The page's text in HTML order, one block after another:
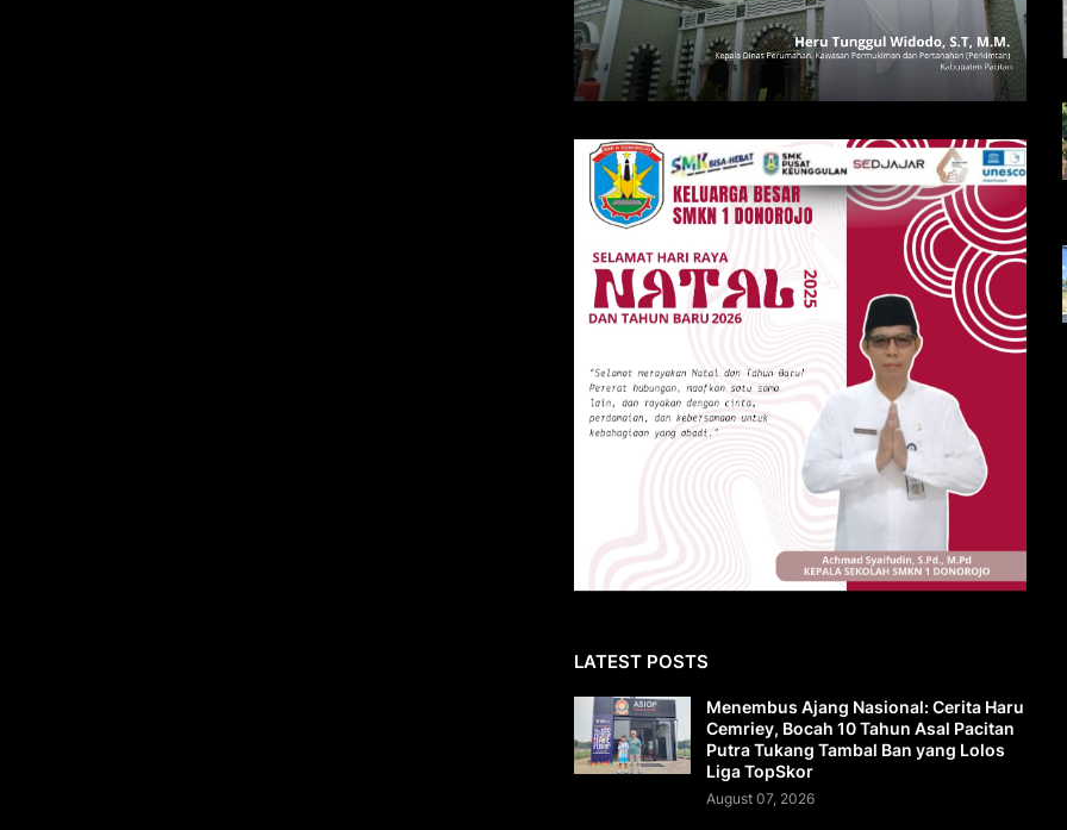
LATEST POSTS
Menembus Ajang Nasional: Cerita Haru
Cemriey, Bocah 10 Tahun Asal Pacitan
Putra Tukang Tambal Ban yang Lolos
Liga TopSkor
August 07, 2026